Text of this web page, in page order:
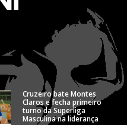
Cruzeiro bate Montes
Claros e fecha primeiro
turno da Superliga
Masculina na liderança